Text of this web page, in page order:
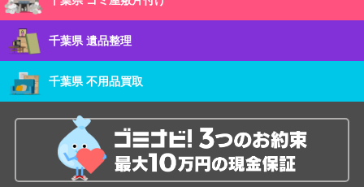
千葉県 遺品整理
千葉県 不用品買取